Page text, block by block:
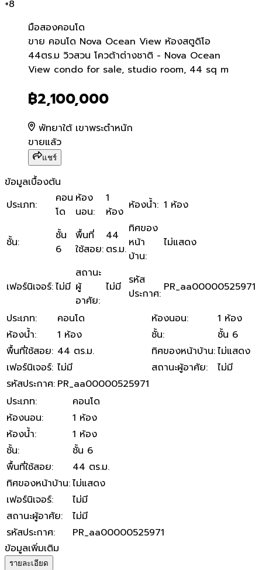
+8
มือสองคอนโด
ขาย คอนโด Nova Ocean
ขาย คอนโด Nova Ocean View ห้องสตูดิโอ
44ตร.ม วิวสวน โควต้าต่างชาติ - Nova Ocean
View condo for sale, studio room, 44 sq m
฿2,100,000
พัทยาใต้ เขาพระตำหนัก
ขายแล้ว
แชร์
ข้อมูลเบื้องต้น
ประเภท:
คอน
โด
ห้อง
นอน:
1
ห้อง ห้องน้ำ: 1 ห้อง
ชั้น:
ชั้น
6
พื้นที่
ใช้สอย:
44
ตร.ม.
ทิศของ
หน้า
บ้าน:
ไม่แสดง
เฟอร์นิเจอร์:ไม่มี
สถานะ
ผู้
อาศัย:
ไม่มี รหัส
ประกาศ: PR_aa00000525971
ประเภท: คอนโด ห้องนอน:
1 ห้อง
ห้องน้ำ: 1 ห้อง ชั้น:
ชั้น 6
พื้นที่ใช้สอย: 44 ตร.ม. ทิศของหน้าบ้าน:ไม่แสดง
เฟอร์นิเจอร์: ไม่มี สถานะผู้อาศัย:
ไม่มี
รหัสประกาศ: PR_aa00000525971
ประเภท:
คอนโด
ห้องนอน:
1 ห้อง
ห้องน้ำ:
1 ห้อง
ชั้น:
ชั้น 6
พื้นที่ใช้สอย:
44 ตร.ม.
ทิศของหน้าบ้าน:ไม่แสดง
เฟอร์นิเจอร์:
ไม่มี
สถานะผู้อาศัย:
ไม่มี
รหัสประกาศ:
PR_aa00000525971
ข้อมูลเพิ่มเติม
รายละเอียด